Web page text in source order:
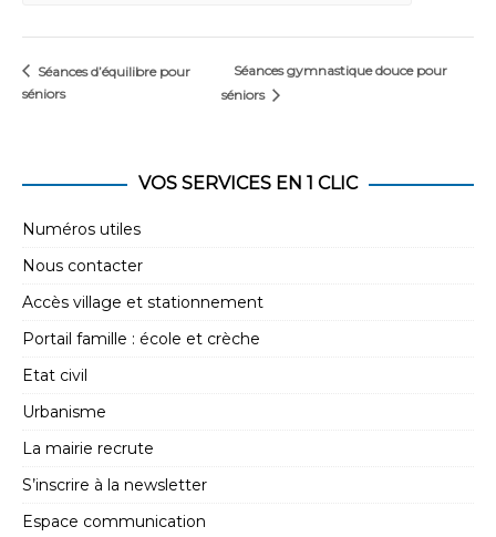
Séances d’équilibre pour
séniors
Séances gymnastique douce pour
séniors
VOS SERVICES EN 1 CLIC
Numéros utiles
Nous contacter
Accès village et stationnement
Portail famille : école et crèche
Etat civil
Urbanisme
La mairie recrute
S’inscrire à la newsletter
Espace communication